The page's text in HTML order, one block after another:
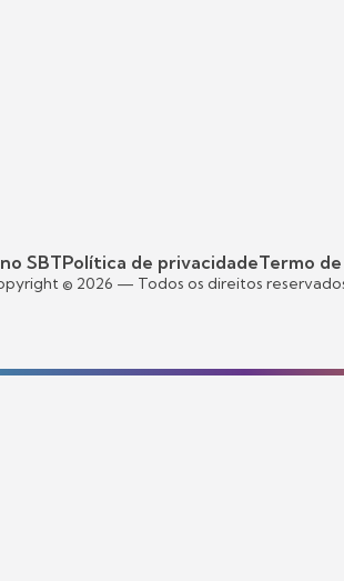
SBTPolítica de privacidadeTermo de
© 2026 — Todos os direitos